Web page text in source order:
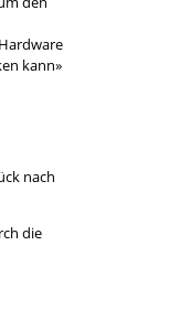
kann»
nach
die